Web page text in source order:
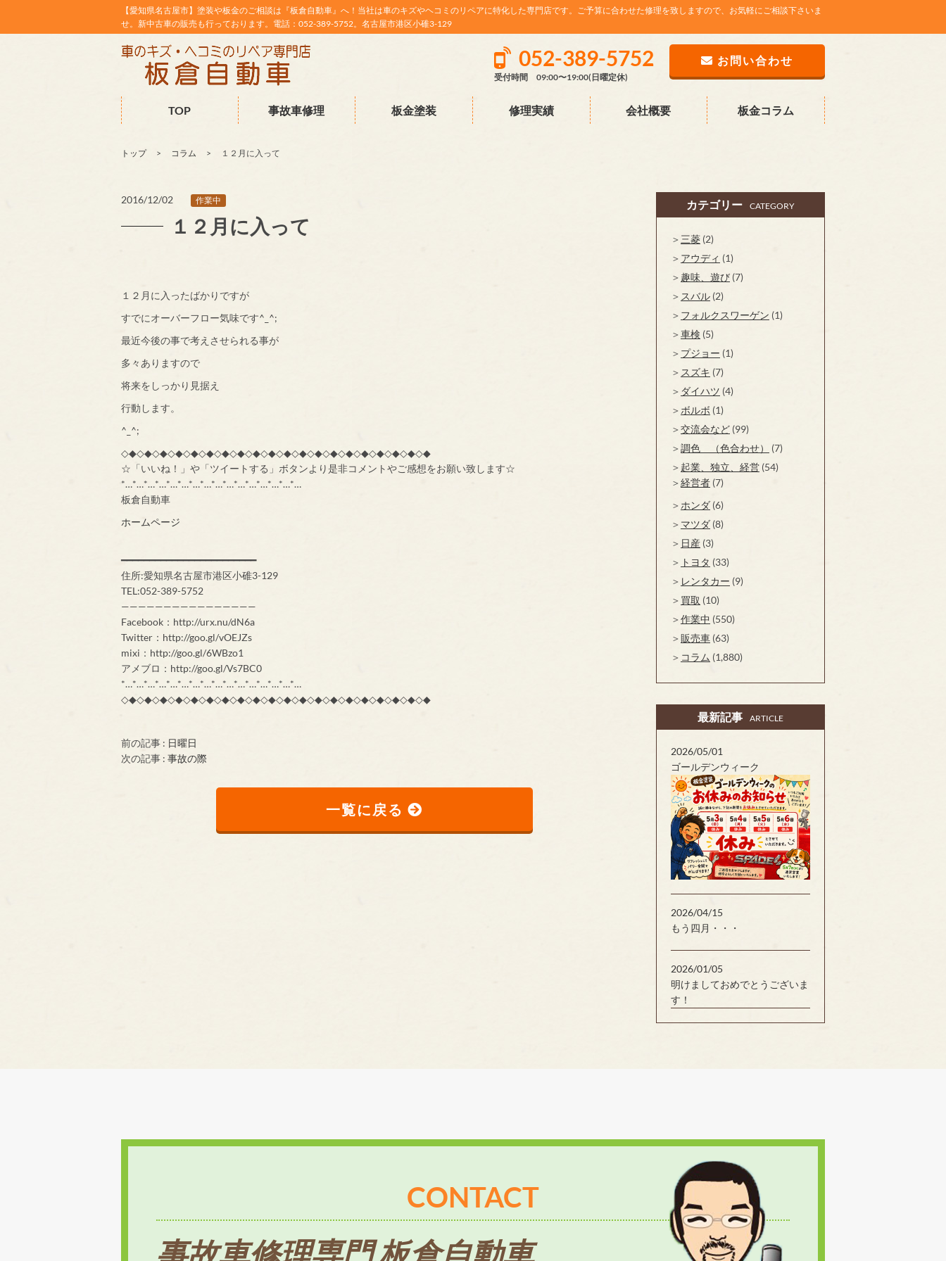
【愛知県名古屋市】塗装や板金のご相談は『板倉自動車』へ！当社は車のキズやヘコミのリペアに特化した専門店です。ご予算に合わせた修理を致しますので、お気軽にご相談下さいま
せ。新中古車の販売も行っております。電話：052-389-5752。名古屋市港区小碓3-129
052-389-5752
受付時間 09:00〜19:00(日曜定休)
お問い合わせ
TOP 事故車修理 板金塗装 修理実績 会社概要 板金コラム
トップ コラム １２月に入って
2016/12/02 作業中
１２月に入って
１２月に入ったばかりですが
すでにオーバーフロー気味です^_^;
最近今後の事で考えさせられる事が
多々ありますので
将来をしっかり見据え
行動します。
^_^;
◇◆◇◆◇◆◇◆◇◆◇◆◇◆◇◆◇◆◇◆◇◆◇◆◇◆◇◆◇◆◇◆◇◆◇◆◇◆◇◆
☆「いいね！」や「ツイートする」ボタンより是非コメントやご感想をお願い致します☆
*…*…*…*…*…*…*…*…*…*…*…*…*…*…*…*…
板倉自動車
ホームページ
━━━━━━━━━━━━━━━━━━━━━━━━
住所:愛知県名古屋市港区小碓3-129
TEL:052-389-5752
————————————————
Facebook：http://urx.nu/dN6a
Twitter：http://goo.gl/vOEJZs
mixi：http://goo.gl/6WBzo1
アメブロ：http://goo.gl/Vs7BC0
*…*…*…*…*…*…*…*…*…*…*…*…*…*…*…*…
◇◆◇◆◇◆◇◆◇◆◇◆◇◆◇◆◇◆◇◆◇◆◇◆◇◆◇◆◇◆◇◆◇◆◇◆◇◆◇◆
前の記事 : 日曜日
次の記事 : 事故の際
一覧に戻る
カテゴリー CATEGORY
三菱 (2)
アウディ (1)
趣味、遊び (7)
スバル (2)
フォルクスワーゲン (1)
車検 (5)
プジョー (1)
スズキ (7)
ダイハツ (4)
ボルボ (1)
交流会など (99)
調色 （色合わせ）
(7)
起業、独立、経営 (54)
経営者 (7)
ホンダ (6)
マツダ (8)
日産 (3)
トヨタ (33)
レンタカー (9)
買取 (10)
作業中 (550)
販売車 (63)
コラム (1,880)
最新記事 ARTICLE
2026/05/01
ゴールデンウィーク
2026/04/15
もう四月・・・
2026/01/05
明けましておめでとうございま
す！
CONTACT
事故車修理専門 板倉自動車